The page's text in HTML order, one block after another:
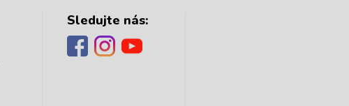
Sledujte nás: